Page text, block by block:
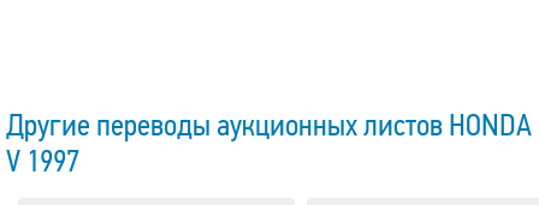
Другие переводы аукционных листов HONDA
V 1997